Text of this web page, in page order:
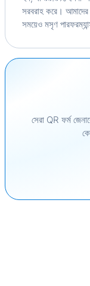
সরবরাহ করে। আমাদের
সময়েও মসৃণ
সেরা QR ফর্ম